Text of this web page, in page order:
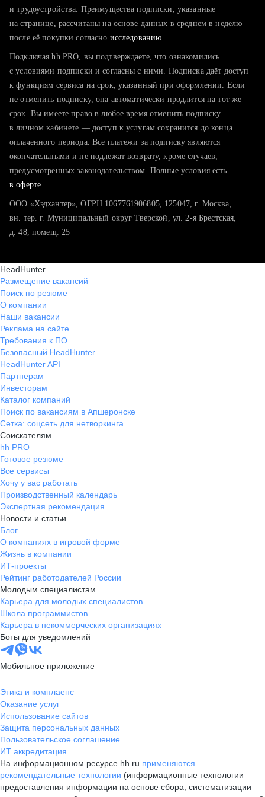
тратите много времени на поиск и вручную поднимаете
хотите сравнить себя с конкурентами и оценить шансы
и трудоустройства. Преимущества подписки, указанные
на странице, рассчитаны на основе данных в среднем в неделю
после её покупки согласно исследованию
Подключая hh PRO, вы подтверждаете, что ознакомились
с условиями подписки и согласны с ними. Подписка даёт доступ
к функциям сервиса на срок, указанный при оформлении. Если
не отменить подписку, она автоматически продлится на тот же
срок. Вы имеете право в любое время отменить подписку
в личном кабинете — доступ к услугам сохранится до конца
оплаченного периода. Все платежи за подписку являются
окончательными и не подлежат возврату, кроме случаев,
предусмотренных законодательством. Полные условия есть
в оферте
ООО «Хэдхантер», ОГРН 1067761906805, 125047, г. Москва,
вн. тер. г. Муниципальный округ Тверской, ул. 2-я Брестская,
д. 48, помещ. 25
HeadHunter
Размещение вакансий
Поиск по резюме
О компании
Наши вакансии
Реклама на сайте
Требования к ПО
Безопасный HeadHunter
HeadHunter API
Партнерам
Инвесторам
Каталог компаний
Поиск по вакансиям в Апшеронске
Сетка: соцсеть для нетворкинга
Соискателям
hh PRO
Готовое резюме
Все сервисы
Хочу у вас работать
Производственный календарь
Экспертная рекомендация
Новости и статьи
Блог
О компаниях в игровой форме
Жизнь в компании
ИТ-проекты
Рейтинг работодателей России
Молодым специалистам
Карьера для молодых специалистов
Школа программистов
Карьера в некоммерческих организациях
Боты для уведомлений
Мобильное приложение
Этика и комплаенс
Оказание услуг
Использование сайтов
Защита персональных данных
Пользовательское соглашение
ИТ аккредитация
На информационном ресурсе hh.ru применяются
рекомендательные технологии (информационные технологии
предоставления информации на основе сбора, систематизации